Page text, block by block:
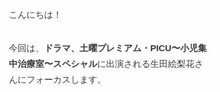
こんにちは！
今回は、
ドラマ、土曜プレミアム・PICU〜小児集
中治療室〜スペシャルに出演される生田絵梨花さ
んにフォーカスします。